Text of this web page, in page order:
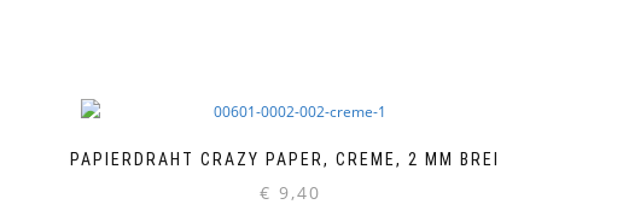
PAPIERDRAHT CRAZY PAPER, CREME, 2 MM BREIT
€ 9,40